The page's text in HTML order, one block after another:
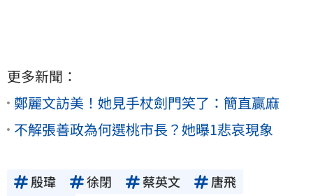
更多新聞：
鄭麗文訪美！她見手杖劍門笑了：簡直贏麻
不解張善政為何選桃市長？她曝1悲哀現象
殷瑋 徐閉 蔡英文
唐飛